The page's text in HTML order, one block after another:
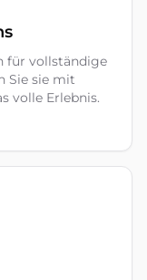
für vollständige
Sie sie mit
volle Erlebnis.